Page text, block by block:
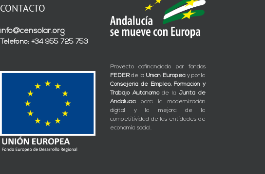
CONTACTO
info@censolar.org
Teléfono: +34 955 725 753
Proyecto cofinanciado por fondos
FEDERde la Unión Europeay por la
Consejería de Empleo, Formación y
Trabajo Autónomode laJunta de
Andalucía para la modernización
digital y la mejora de la
competitividad de las entidades de
economía social.